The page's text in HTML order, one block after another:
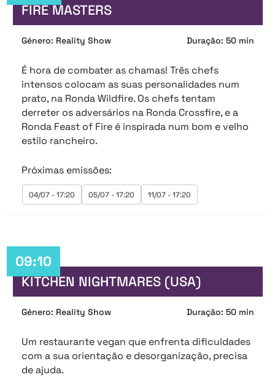
FIRE MASTERS
Género: Reality Show Duração: 50 min
É hora de combater as chamas! Três chefs
intensos colocam as suas personalidades num
prato, na Ronda Wildfire. Os chefs tentam
derreter os adversários na Ronda Crossfire, e a
Ronda Feast of Fire é inspirada num bom e velho
estilo rancheiro.
Próximas emissões:
04/07 - 17:20 05/07 - 17:20 11/07 - 17:20
09:10
KITCHEN NIGHTMARES (USA)
Género: Reality Show Duração: 50 min
Um restaurante vegan que enfrenta dificuldades
com a sua orientação e desorganização, precisa
de ajuda.